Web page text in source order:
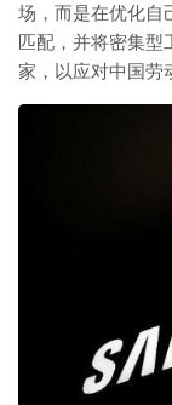
场，而是在优化自
匹配，并将密集型
家，以应对中国劳